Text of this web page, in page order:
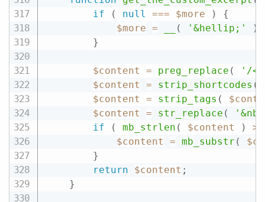
if
( null === $more )
{
$more = ( '&hellip;' )
}
$content = preg_replace (
'/
$content
= strip_shortcodes (
$content
= strip_tags (
$content
= str_replace (
if
( mb_strlen ( $content ) >
$content
= mb_substr (
}
return
$content ;
}